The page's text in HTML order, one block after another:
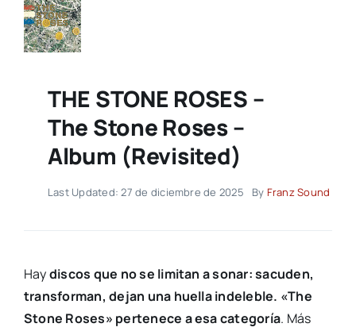
THE STONE ROSES –
The Stone Roses –
Album (Revisited)
Last Updated: 27 de diciembre de 2025 By Franz Sound
Haydiscos que no se limitan a sonar: sacuden,
transforman, dejan una huella indeleble. «The
Stone Roses» pertenece a esa categoría. Más